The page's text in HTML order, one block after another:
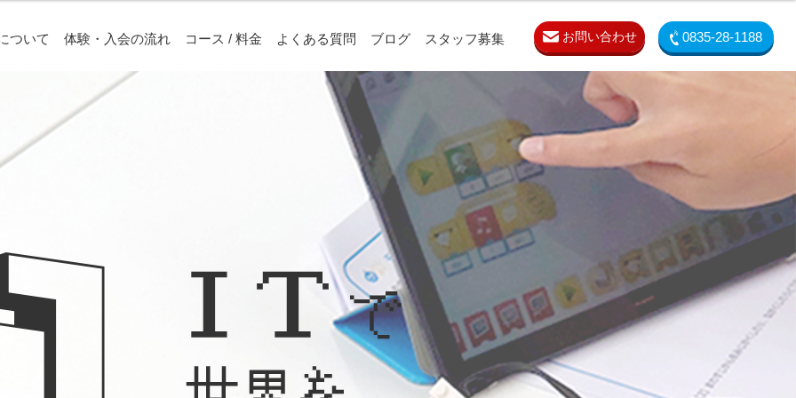
ついて 体験・入会の流れ コース / 料金 よくある質問 ブログ スタッフ募集 お問い合わせ 0835-28-1188